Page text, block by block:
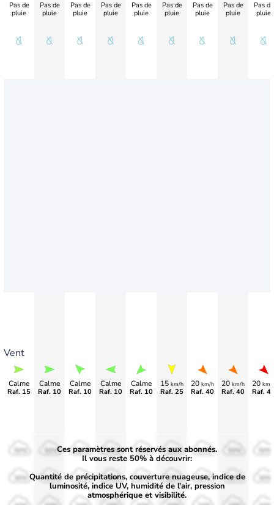
Vent
Pas de
pluie
Calme
Raf. 15
Pas de
pluie
Calme
Raf. 10
Pas de
pluie
Calme
Raf. 10
Pas de
pluie
Calme
Raf. 10
Pas de
pluie
Calme
Raf. 10
Pas de
pluie
15 km/h
Raf. 25
Pas de
pluie
20 km/h
Raf. 40
Pas de
pluie
20 km/h
Raf. 40
Pas de
pluie
20 km/
Raf.
50%
30%
50%
30%
50%
30%
50%
30%
50%
30%
50%
30%
50%
30% 30% 30%
Ces paramètres sont réservés aux abonnés.
Il vous reste 50% à découvrir:
Quantité de précipitations, couverture nuageuse, indice de
luminosité, indice UV, humidité de l'air, pression
atmosphérique et visibilité.